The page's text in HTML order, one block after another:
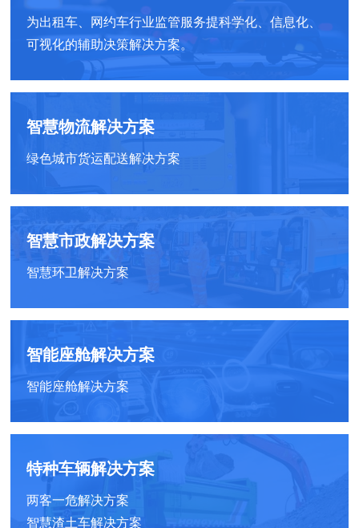
为出租车、网约车行业监管服务提科学化、信息化、
可视化的辅助决策解决方案。
智慧物流解决方案
绿色城市货运配送解决方案
智慧市政解决方案
智慧环卫解决方案
智能座舱解决方案
智能座舱解决方案
特种车辆解决方案
两客一危解决方案
智慧渣土车解决方案